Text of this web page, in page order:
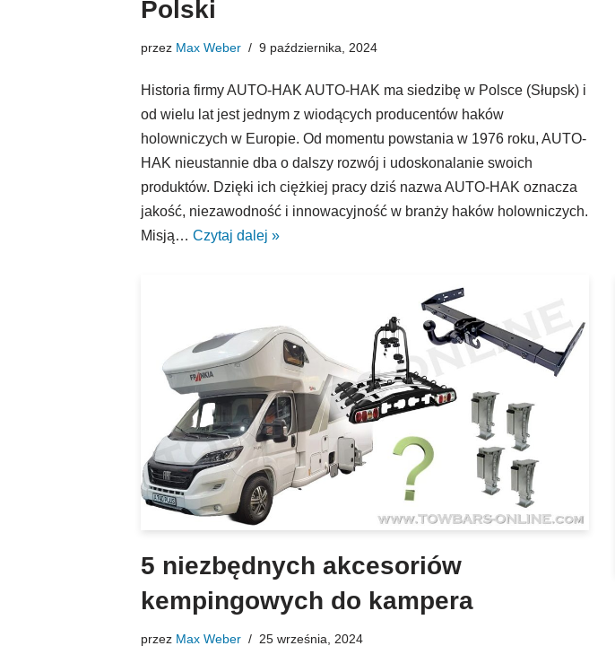
Polski
przez Max Weber 9 października, 2024
Historia firmy AUTO-HAK AUTO-HAK ma siedzibę w Polsce (Słupsk) i
od wielu lat jest jednym z wiodących producentów haków
holowniczych w Europie. Od momentu powstania w 1976 roku, AUTO-
HAK nieustannie dba o dalszy rozwój i udoskonalanie swoich
produktów. Dzięki ich ciężkiej pracy dziś nazwa AUTO-HAK oznacza
jakość, niezawodność i innowacyjność w branży haków holowniczych.
Misją… Czytaj dalej »
5 niezbędnych akcesoriów
kempingowych do kampera
przez Max Weber 25 września, 2024